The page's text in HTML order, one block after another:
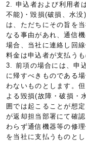
2. 申込者および利用者
不能)・毀損(破損、水
は、ただちにその旨を
なる事由があれ、通信
場合、当社に連絡し回
料金は申込者が支払うも
3. 前項の場合には、申
に帰すべきものである
わないものとします。
よる毀損(故障・破損・
囲では起こることが想
が返却担当部署にて確
わらず通信機器等の修
を当社に支払うものとし